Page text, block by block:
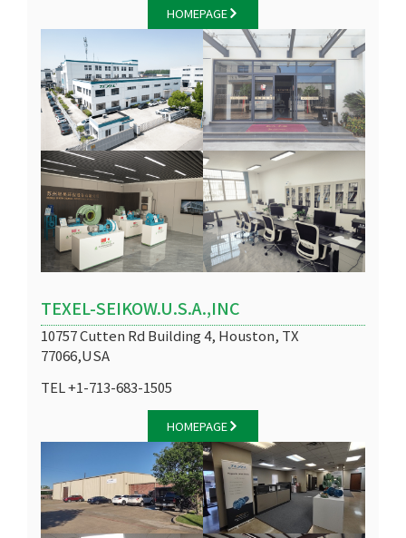
HOMEPAGE
TEXEL-SEIKOW.U.S.A.,INC
10757 Cutten Rd Building 4, Houston, TX
77066,USA
TEL +1-713-683-1505
HOMEPAGE